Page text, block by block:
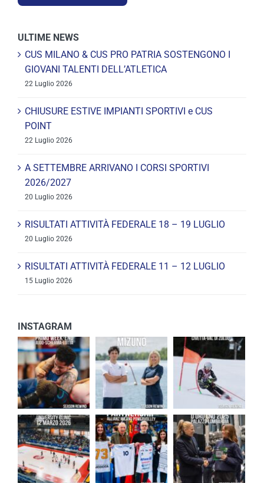
ULTIME NEWS
CUS MILANO & CUS PRO PATRIA SOSTENGONO I
GIOVANI TALENTI DELL’ATLETICA
22 Luglio 2026
CHIUSURE ESTIVE IMPIANTI SPORTIVI e CUS
POINT
22 Luglio 2026
A SETTEMBRE ARRIVANO I CORSI SPORTIVI
2026/2027
20 Luglio 2026
RISULTATI ATTIVITÀ FEDERALE 18 – 19 LUGLIO
20 Luglio 2026
RISULTATI ATTIVITÀ FEDERALE 11 – 12 LUGLIO
15 Luglio 2026
INSTAGRAM